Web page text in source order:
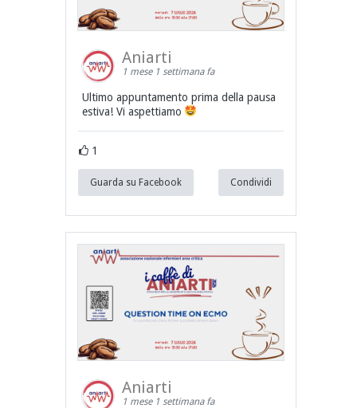
Aniarti
1 mese 1 settimana fa
Ultimo appuntamento prima della pausa
estiva! Vi aspettiamo
1
Guarda su Facebook Condividi
Aniarti
1 mese 1 settimana fa